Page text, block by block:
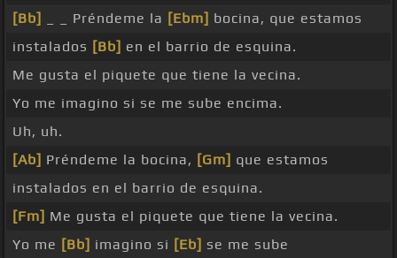
[Bb]
_ _ Préndeme la [Ebm] bocina, que estamos
instalados [Bb] en el barrio de esquina.
Me gusta el piquete que tiene la vecina.
Yo me imagino si se me sube encima.
Uh, uh.
[Ab] Préndeme la bocina, [Gm] que estamos
instalados en el barrio de esquina.
[Fm] Me gusta el piquete que tiene la vecina.
Yo me [Bb] imagino si [Eb] se me sube